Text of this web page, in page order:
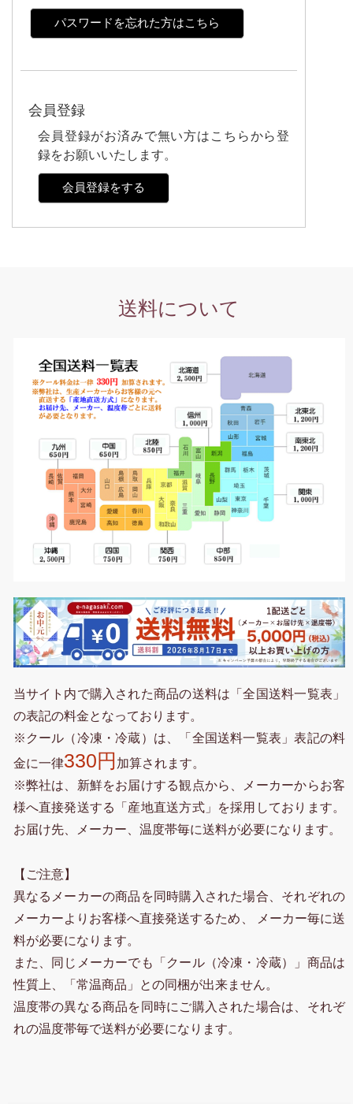
パスワードを忘れた方はこちら
会員登録
会員登録がお済みで無い方はこちらから登
録をお願いいたします。
会員登録をする
送料について
当サイト内で購入された商品の送料は「全国送料一覧表」
の表記の料金となっております。
※クール（冷凍・冷蔵）は、「全国送料一覧表」表記の料
金に一律330円 加算されます。
※弊社は、新鮮をお届けする観点から、メーカーからお客
様へ直接発送する「産地直送方式」を採用しております。
お届け先、メーカー、温度帯毎に送料が必要になります。
【ご注意】
異なるメーカーの商品を同時購入された場合、それぞれの
メーカーよりお客様へ直接発送するため、 メーカー毎に送
料が必要になります。
また、同じメーカーでも「クール（冷凍・冷蔵）」商品は
性質上、「常温商品」との同梱が出来ません。
温度帯の異なる商品を同時にご購入された場合は、それぞ
れの温度帯毎で送料が必要になります。